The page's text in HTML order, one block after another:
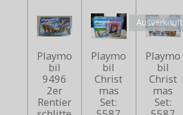
Playmo
bil
9496
2er
Rentier
Playmo
bil
Christ
mas
Set:
Ausverkauft
Playmo
bil
Christ
mas
Set: